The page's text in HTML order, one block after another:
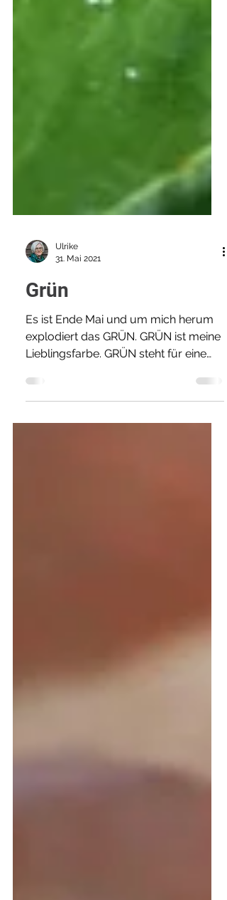
31. Mai 2021
Grün
Es ist Ende Mai und um mich herum
Lieblingsfarbe. GRÜN steht für eine
kraftvolle Ruhe, Gelassenheit,...